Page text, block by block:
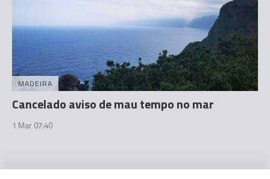
MADEIRA
Cancelado aviso de mau tempo no mar
1 Mar 07:40